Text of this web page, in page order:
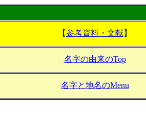
【参考資料・文献】
名字の由来のTop
名字と地名のMenu